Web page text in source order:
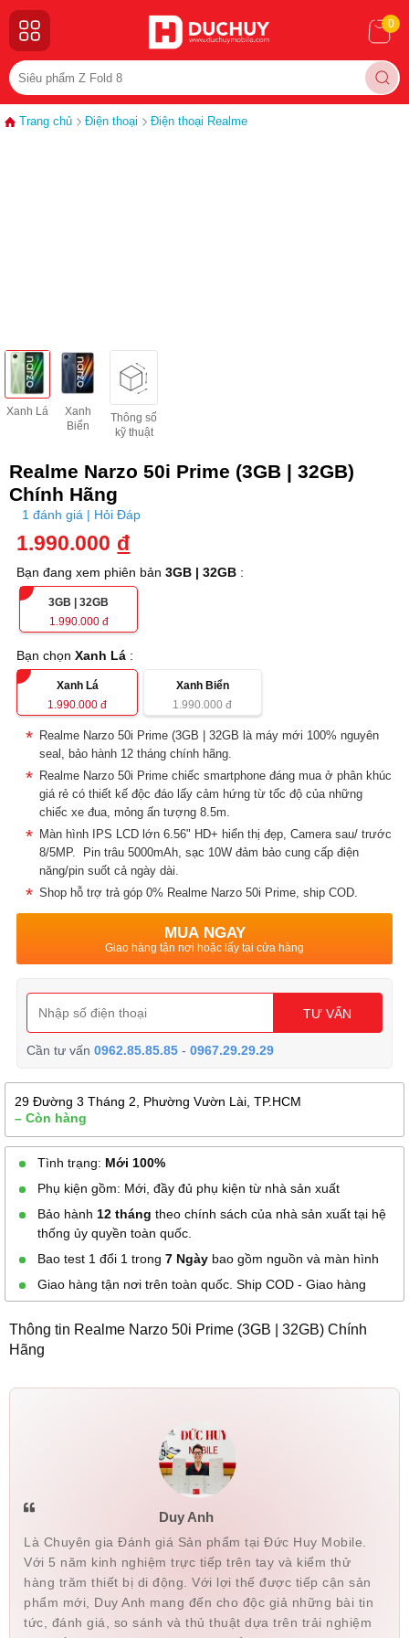
0
Trang chủ Điện thoại Điện thoại Realme
Xanh Lá
Xanh
Biển
Thông số
kỹ thuật
Realme Narzo 50i Prime (3GB | 32GB)
Chính Hãng
1 đánh giá | Hỏi Đáp
1.990.000 đ
Bạn đang xem phiên bản3GB | 32GB :
3GB | 32GB
1.990.000đ
Bạn chọnXanh Lá :
Xanh Lá
1.990.000 đ
Xanh Biển
1.990.000 đ
Realme Narzo 50i Prime (3GB | 32GB là máy mới 100% nguyên
seal, bảo hành 12 tháng chính hãng.
Realme Narzo 50i Prime chiếc smartphone đáng mua ở phân khúc
giá rẻ có thiết kế độc đáo lấy cảm hứng từ tốc độ của những
chiếc xe đua, mỏng ấn tượng 8.5m.
Màn hình IPS LCD lớn 6.56" HD+ hiển thị đẹp, Camera sau/ trước
8/5MP. Pin trâu 5000mAh, sạc 10W đảm bảo cung cấp điện
năng/pin suốt cả ngày dài.
Shop hỗ trợ trả góp 0% Realme Narzo 50i Prime, ship COD.
MUA NGAY
Giao hàng tận nơi hoặc lấy tại cửa hàng
TƯ VẤN
Cần tư vấn0962.85.85.85 -0967.29.29.29
29 Đường 3 Tháng 2, Phường Vườn Lài, TP.HCM
– Còn hàng
Tình trạng: Mới 100%
Phụ kiện gồm: Mới, đầy đủ phụ kiện từ nhà sản xuất
Bảo hành 12 tháng theo chính sách của nhà sản xuất tại hệ
thống ủy quyền toàn quốc.
Bao test 1 đổi 1 trong 7 Ngày bao gồm nguồn và màn hình
Giao hàng tận nơi trên toàn quốc. Ship COD - Giao hàng
Thông tin Realme Narzo 50i Prime (3GB | 32GB) Chính
Hãng
Duy Anh
Là Chuyên gia Đánh giá Sản phẩm tại Đức Huy Mobile.
Với 5 năm kinh nghiệm trực tiếp trên tay và kiểm thử
hàng trăm thiết bị di động. Với lợi thế được tiếp cận sản
phẩm mới, Duy Anh mang đến cho độc giả những bài tin
tức, đánh giá, so sánh và thủ thuật dựa trên trải nghiệm